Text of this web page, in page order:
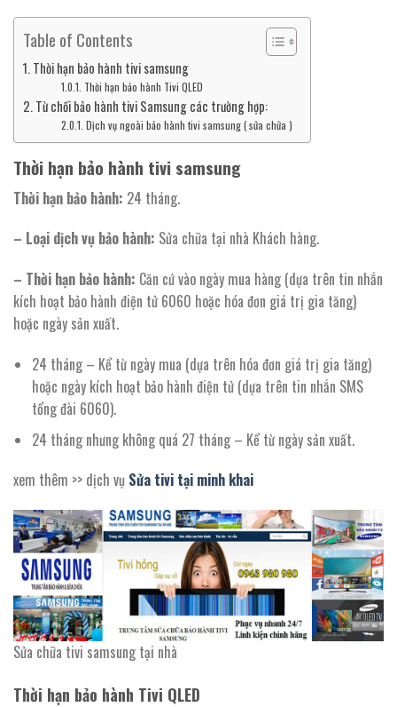
Table of Contents
Thời hạn bảo hành tivi samsung
Thời hạn bảo hành Tivi QLED
Từ chối bảo hành tivi Samsung các trường hợp:
Dịch vụ ngoài bảo hành tivi samsung ( sửa chữa )
Thời hạn bảo hành tivi samsung
Thời hạn bảo hành: 24 tháng.
– Loại dịch vụ bảo hành: Sửa chữa tại nhà Khách hàng.
– Thời hạn bảo hành: Căn cứ vào ngày mua hàng (dựa trên tin nhắn
kích hoạt bảo hành điện tử 6060 hoặc hóa đơn giá trị gia tăng)
hoặc ngày sản xuất.
24 tháng – Kể từ ngày mua (dựa trên hóa đơn giá trị gia tăng)
hoặc ngày kích hoạt bảo hành điện tử (dựa trên tin nhắn SMS
tổng đài 6060).
24 tháng nhưng không quá 27 tháng – Kể từ ngày sản xuất.
xem thêm >> dịch vụ Sửa tivi tại minh khai
Sửa chữa tivi samsung tại nhà
Thời hạn bảo hành Tivi QLED